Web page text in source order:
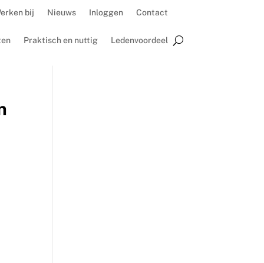
bij Nieuws Inloggen Contact
Praktisch en nuttig Ledenvoordeel